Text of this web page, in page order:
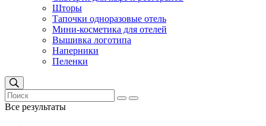
Шторы
Тапочки одноразовые отель
Мини-косметика для отелей
Вышивка логотипа
Наперники
Пеленки
Все результаты